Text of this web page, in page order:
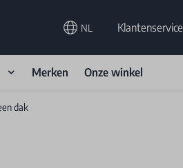
NL Klantenservice
Merken Onze winkel
dak